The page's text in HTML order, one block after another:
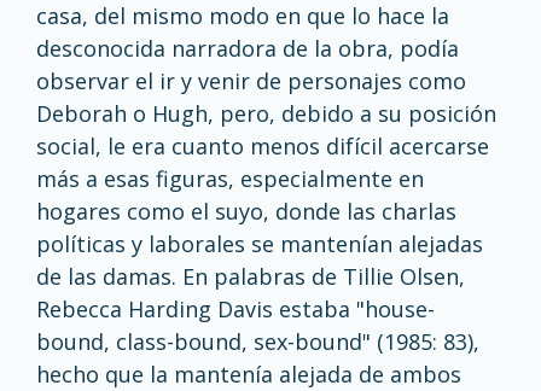
casa, del mismo modo en que lo hace la
desconocida narradora de la obra, podía
observar el ir y venir de personajes como
Deborah o Hugh, pero, debido a su posición
social, le era cuanto menos difícil acercarse
más a esas figuras, especialmente en
hogares como el suyo, donde las charlas
políticas y laborales se mantenían alejadas
de las damas. En palabras de Tillie Olsen,
Rebecca Harding Davis estaba "house-
bound, class-bound, sex-bound" (1985: 83),
hecho que la mantenía alejada de ambos